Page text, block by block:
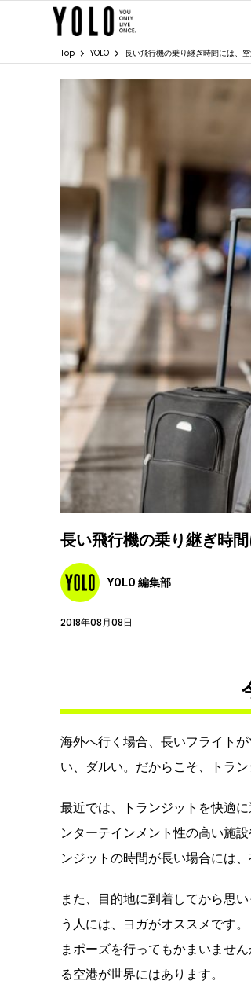
Top YOLO 長い飛行機の乗り継ぎ時間には、
長い飛行機の乗り継ぎ時
YOLO 編集部
2018年08月08日
海外へ行く場合、長いフライト
い、ダルい。だからこそ、トラ
最近では、トランジットを快適
ンターテインメント性の高い施
ンジットの時間が長い場合には、
また、目的地に到着してから思
う人には、ヨガがオススメです
まポーズを行ってもかまいませ
る空港が世界にはあります。